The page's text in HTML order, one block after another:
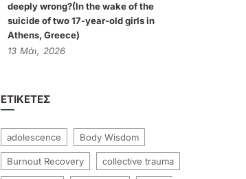
deeply wrong?(In the wake of the
suicide of two 17-year-old girls in
Athens, Greece)
13 Μάι, 2026
ΕΤΙΚΈΤΕΣ
adolescence Body Wisdom
Burnout Recovery collective trauma